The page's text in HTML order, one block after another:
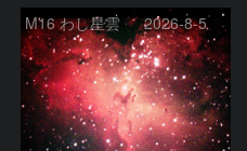
M16 わし星雲 2026-8-5